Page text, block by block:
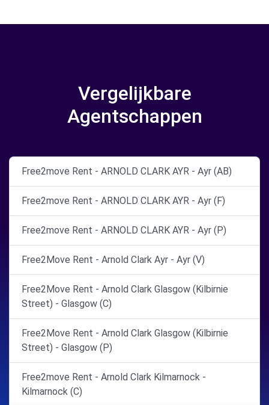
Vergelijkbare
Agentschappen
Free2move Rent - ARNOLD CLARK AYR - Ayr (AB)
Free2move Rent - ARNOLD CLARK AYR - Ayr (F)
Free2move Rent - ARNOLD CLARK AYR - Ayr (P)
Free2Move Rent - Arnold Clark Ayr - Ayr (V)
Free2Move Rent - Arnold Clark Glasgow (Kilbirnie
Street) - Glasgow (C)
Free2Move Rent - Arnold Clark Glasgow (Kilbirnie
Street) - Glasgow (P)
Free2move Rent - Arnold Clark Kilmarnock -
Kilmarnock (C)